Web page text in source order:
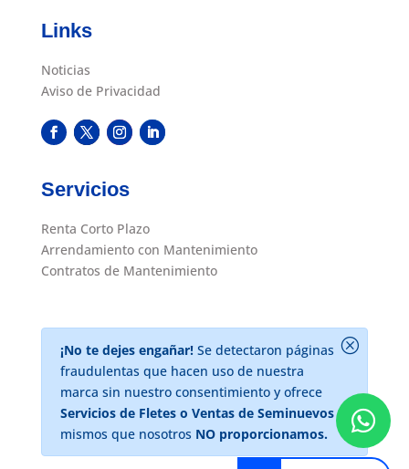
Links
Noticias
Aviso de Privacidad
Servicios
Renta Corto Plazo
Arrendamiento con Mantenimiento
Contratos de Mantenimiento

¡No te dejes engañar!Se detectaron páginas
fraudulentas que hacen uso de nuestra
marca sin nuestro consentimiento y ofrece
Servicios de Fletes o Ventas de Seminuevos
mismos que nosotros NO proporcionamos.
Q